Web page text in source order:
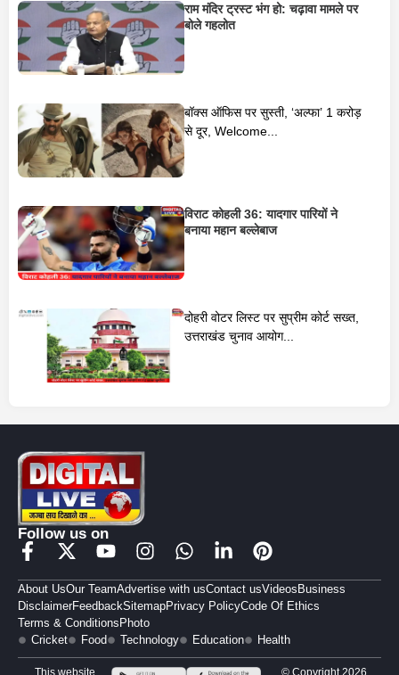
राम मंदिर ट्रस्ट भंग हो: चढ़ावा मामले पर
बोले गहलोत
बॉक्स ऑफिस पर सुस्ती, ‘अल्फा’ 1 करोड़
से दूर, Welcome...
विराट कोहली 36: यादगार पारियों ने
बनाया महान बल्लेबाज
दोहरी वोटर लिस्ट पर सुप्रीम कोर्ट सख्त,
उत्तराखंड चुनाव आयोग...
Follow us on
About UsOur TeamAdvertise with usContact usVideos Business
DisclaimerFeedbackSitemapPrivacy PolicyCode Of Ethics
Terms & Conditions Photo
Cricket
Food Technology Education Health